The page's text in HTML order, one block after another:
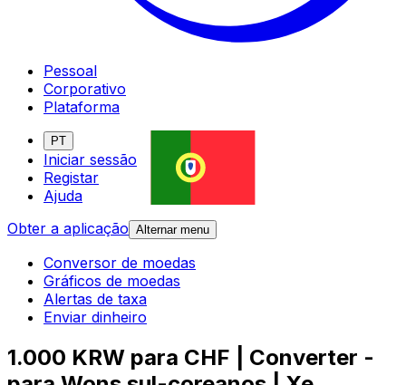
Pessoal
Corporativo
Plataforma
PT
Iniciar sessão
Registar
Ajuda
Obter a aplicação Alternar menu
Conversor de moedas
Gráficos de moedas
Alertas de taxa
Enviar dinheiro
1.000 KRW para CHF | Converter -